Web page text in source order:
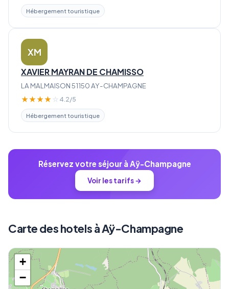
Hébergement touristique
XM
XAVIER MAYRAN DE CHAMISSO
LA MALMAISON 51150 AY-CHAMPAGNE
★★★★ ☆ 4.2/5
Hébergement touristique
Réservez votre séjour à Aÿ-Champagne
Voir les tarifs →
Carte des hotels à Aÿ-Champagne
+
−